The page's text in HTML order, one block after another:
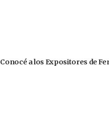
Conocé a los Expositores de